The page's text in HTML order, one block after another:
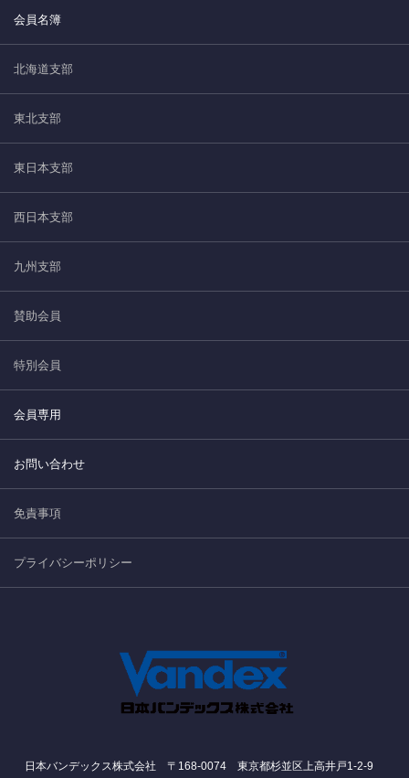
会員名簿
北海道支部
東北支部
東日本支部
西日本支部
九州支部
賛助会員
特別会員
会員専用
お問い合わせ
免責事項
プライバシーポリシー
日本バンデックス株式会社 〒168-0074 東京都杉並区上高井戸1-2-9